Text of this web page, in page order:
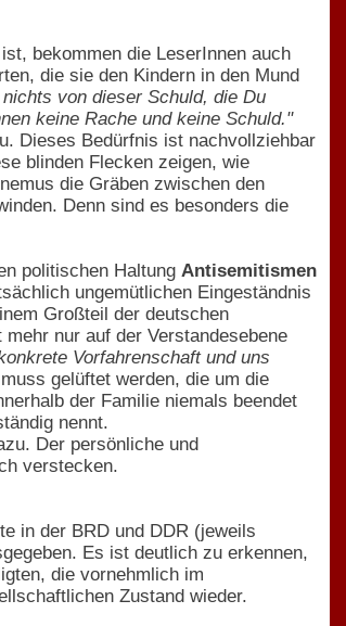
bekommen die LeserInnen auch
die sie den Kindern in den Mund
von dieser Schuld, die Du
keine Rache und keine Schuld."
Dieses Bedürfnis ist nachvollziehbar
blinden Flecken zeigen, wie
die Gräben zwischen den
Denn sind es besonders die
politischen Haltung Antisemitismen
ungemütlichen Eingeständnis
Großteil der deutschen
nur auf der Verstandesebene
Vorfahrenschaft und uns
gelüftet werden, die um die
der Familie niemals beendet
nennt.
Der persönliche und
verstecken.
in der BRD und DDR (jeweils
Es ist deutlich zu erkennen,
die vornehmlich im
Zustand wieder.